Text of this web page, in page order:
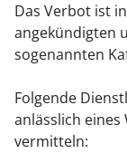
Das Verbot ist
angekündigten
sogenannten
Folgende
anlässlich
vermitteln: